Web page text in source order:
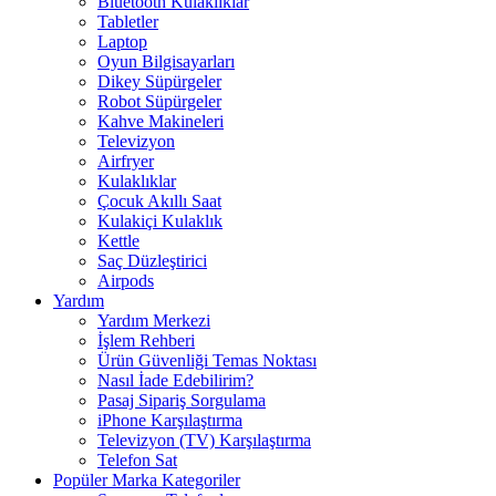
Tabletler
Laptop
Oyun Bilgisayarları
Dikey Süpürgeler
Robot Süpürgeler
Kahve Makineleri
Televizyon
Airfryer
Kulaklıklar
Çocuk Akıllı Saat
Kulakiçi Kulaklık
Kettle
Saç Düzleştirici
Airpods
Yardım
Yardım Merkezi
İşlem Rehberi
Ürün Güvenliği Temas Noktası
Nasıl İade Edebilirim?
Pasaj Sipariş Sorgulama
iPhone Karşılaştırma
Televizyon (TV) Karşılaştırma
Telefon Sat
Popüler Marka Kategoriler